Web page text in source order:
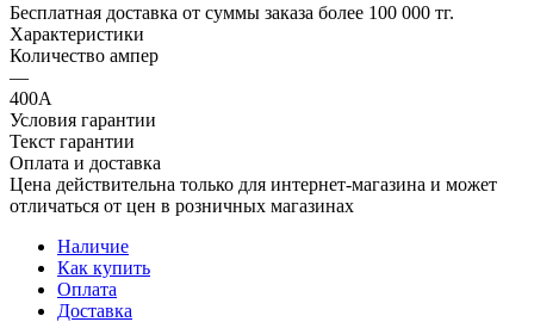
Бесплатная доставка от суммы заказа более 100 000 тг.
Характеристики
Количество ампер
—
400А
Условия гарантии
Текст гарантии
Оплата и доставка
Цена действительна только для интернет-магазина и может
отличаться от цен в розничных магазинах
Наличие
Как купить
Оплата
Доставка